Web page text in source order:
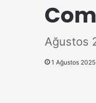
Ağustos
1 Ağustos 2025